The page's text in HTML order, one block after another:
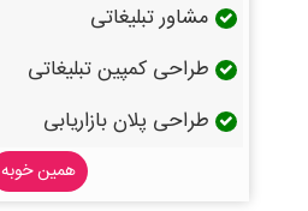
مشاور تبلیغاتی
طراحی کمپین تبلیغاتی
طراحی پلان بازاریابی
همین خوبه